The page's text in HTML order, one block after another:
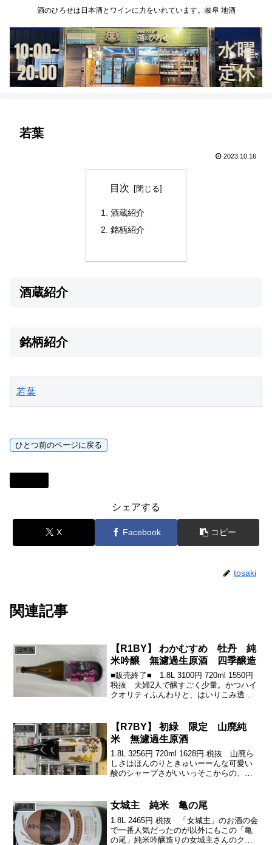
酒のひろせは日本酒とワインに力をいれています。岐阜 地酒
若葉
2023.10.16
目次
酒蔵紹介
銘柄紹介
酒蔵紹介
銘柄紹介
若葉
シェアする
X Facebook コピー
tosaki
関連記事
日本酒
【R1BY】 わかむすめ 牡丹 純
米吟醸 無濾過生原酒 四季醸造
■販売終了■ 1.8L 3100円 720ml 1550円
税抜 夫婦2人で醸すごく少量。かつハイ
クオリティふんわりと、はいりこみ透明
口県の山奥にそこに、わか...
日本酒
【R7BY】 初緑 限定 山廃純
米 無濾過生原酒
1.8L 3256円 720ml 1628円 税抜 山廃ら
しさはほんのりときゅいーーんな可愛い
酸のシャープさがいいっそこからの、み
いのぉー受注分の瓶詰めのみ、旨...
日本酒 女城主 純米 亀の尾
1.8L 2465円 税抜 「女城主」のお酒の会
で一番人気だったのが以外にもこの「亀
の尾」純米吟醸造りの女城主さんのクリ